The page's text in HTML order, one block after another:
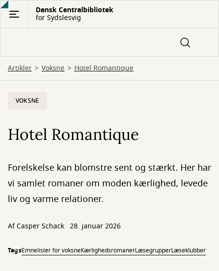
Gå
hovedindhold
Dansk Centralbibliotek
for Sydslesvig
Artikler Voksne Hotel Romantique
VOKSNE
Hotel Romantique
Forelskelse kan blomstre sent og stærkt. Her har
vi samlet romaner om moden kærlighed, levede
liv og varme relationer.
AfCasper Schack 28. januar 2026
TagsEmnelister for voksneKærlighedsromanerLæsegrupperLæseklubber